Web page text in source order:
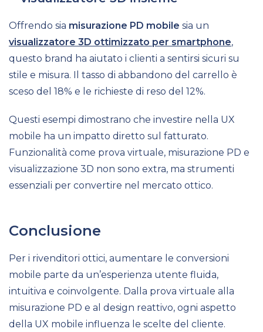
Offrendo sia misurazione PD mobile sia un
visualizzatore 3D ottimizzato per smartphone,
questo brand ha aiutato i clienti a sentirsi sicuri su
stile e misura. Il tasso di abbandono del carrello è
sceso del 18% e le richieste di reso del 12%.
Questi esempi dimostrano che investire nella UX
mobile ha un impatto diretto sul fatturato.
Funzionalità come prova virtuale, misurazione PD e
visualizzazione 3D non sono extra, ma strumenti
essenziali per convertire nel mercato ottico.
Conclusione
Per i rivenditori ottici, aumentare le conversioni
mobile parte da un’esperienza utente fluida,
intuitiva e coinvolgente. Dalla prova virtuale alla
misurazione PD e al design reattivo, ogni aspetto
della UX mobile influenza le scelte del cliente.